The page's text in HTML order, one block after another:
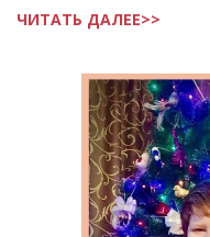
ЧИТАТЬ ДАЛЕЕ>>